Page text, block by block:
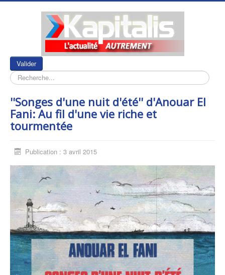
Valider
''Songes d'une nuit d'été'' d'Anouar El
Fani: Au fil d'une vie riche et
tourmentée
Publication : 3 avril 2015